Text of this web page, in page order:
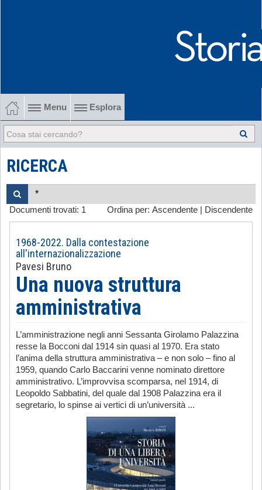
Menu Esplora
1902-1915 Gli esordi
1915-1945 Tra le due guerre
1945-1968 Dalla liberazione al '68
1968-2022 Dalla contestazione all'internazionalizzazione
-
RICERCA
Ordina per: Ascendente Discendente
Documenti trovati: 1
1968-2022. Dalla contestazione
all'internazionalizzazione
Pavesi Bruno
Una nuova struttura
amministrativa
L’amministrazione negli anni Sessanta Girolamo Palazzina
resse la Bocconi dal 1914 sin quasi al 1970. Era stato
l’anima della struttura amministrativa – e non solo – fino al
1959, quando Carlo Baccarini venne nominato direttore
amministrativo. L’improvvisa scomparsa, nel 1914, di
Leopoldo Sabbatini, del quale dal 1908 Palazzina era il
segretario, lo spinse ai vertici di un’università ...